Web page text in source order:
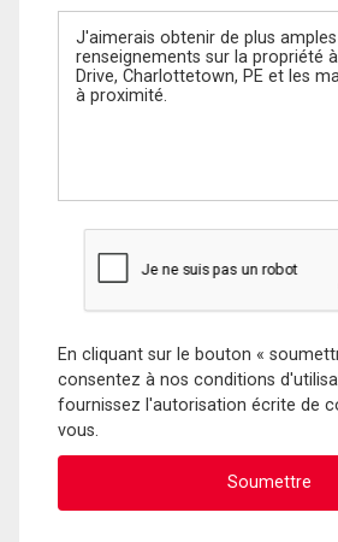
Message
En cliquant sur le bouton «
consentez à nos conditions
fournissez l'autorisation écrite de
vous.